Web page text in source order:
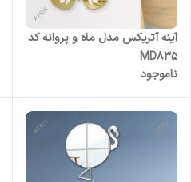
آینه آتریکس مدل ماه و پروانه کد
MD835
ناموجود